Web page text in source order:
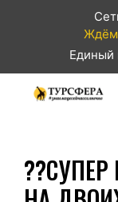
Ждём
Единый